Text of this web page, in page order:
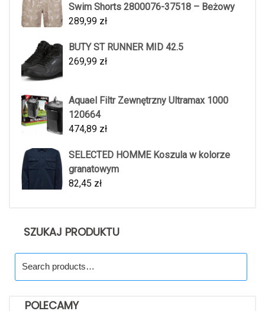
Swim Shorts 2800076-37518 – Beżowy
289,99 zł
BUTY ST RUNNER MID 42.5
269,99 zł
Aquael Filtr Zewnętrzny Ultramax 1000
120664
474,89 zł
SELECTED HOMME Koszula w kolorze
granatowym
82,45 zł
SZUKAJ PRODUKTU
for:
POLECAMY